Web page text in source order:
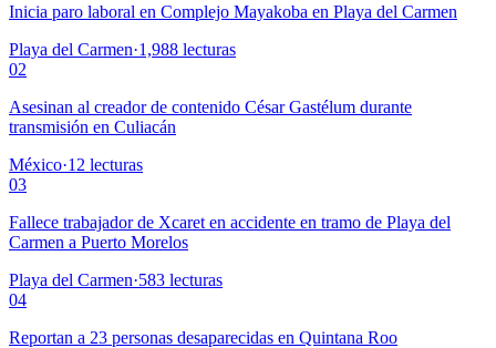
Inicia paro laboral en Complejo Mayakoba en Playa del Carmen
Playa del Carmen·1,988 lecturas
02
Asesinan al creador de contenido César Gastélum durante
transmisión en Culiacán
México·12 lecturas
03
Fallece trabajador de Xcaret en accidente en tramo de Playa del
Carmen a Puerto Morelos
Playa del Carmen·583 lecturas
04
Reportan a 23 personas desaparecidas en Quintana Roo